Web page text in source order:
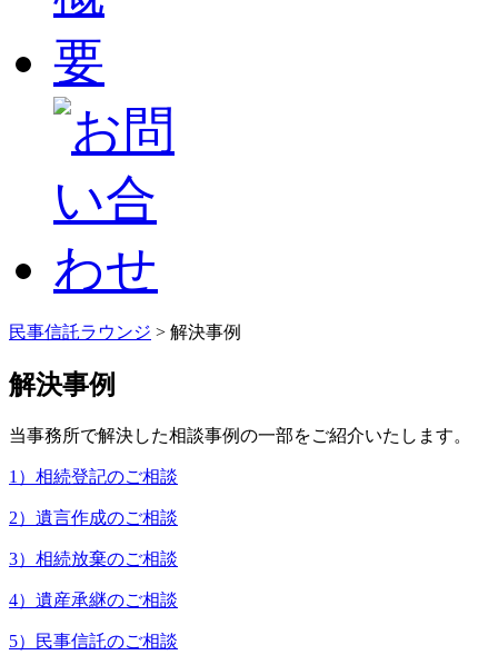
民事信託ラウンジ > 解決事例
解決事例
当事務所で解決した相談事例の一部をご紹介いたします。
1）相続登記のご相談
2）遺言作成のご相談
3）相続放棄のご相談
4）遺産承継のご相談
5）民事信託のご相談